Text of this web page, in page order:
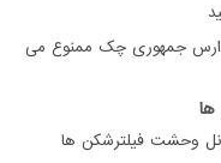
جمهوری چک ممنوع می
وحشت فیلترشکن ها